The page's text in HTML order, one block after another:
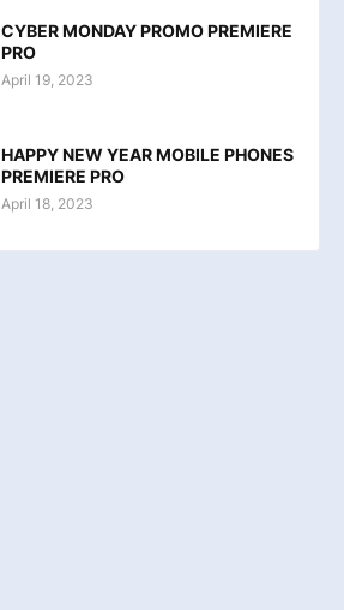
CYBER MONDAY PROMO PREMIERE
PRO
April 19, 2023
HAPPY NEW YEAR MOBILE PHONES
PREMIERE PRO
April 18, 2023